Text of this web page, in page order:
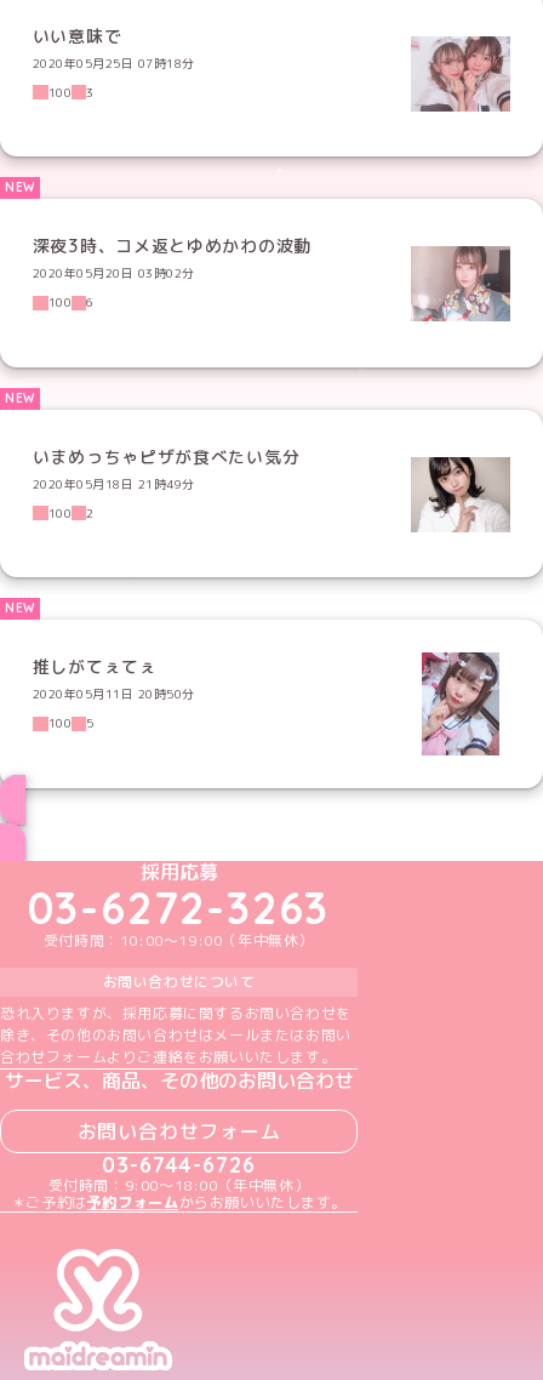
いい意味で
2020年05月25日 07時18分
100
3
深夜3時、コメ返とゆめかわの波動
2020年05月20日 03時02分
100
6
いまめっちゃピザが食べたい気分
2020年05月18日 21時49分
100
2
推しがてぇてぇ
2020年05月11日 20時50分
100
5
めいどりーみんTikTok公式アカウント
めいどりーみんX公式アカウント
めいどりーみんInstagram公式アカウント
めいどりーみんFacebook公式アカウン
めいどりーみんYouTube公式アカ
採用応募
03-6272-3263
受付時間：10:00～19:00（年中無休）
お問い合わせについて
恐れ入りますが、採用応募に関するお問い合わせを
除き、その他のお問い合わせはメールまたはお問い
合わせフォームよりご連絡をお願いいたします。
サービス、商品、その他のお問い合わせ
お問い合わせフォーム
03-6744-6726
受付時間：9:00～18:00（年中無休）
＊ご予約は予約フォームからお願いいたします。